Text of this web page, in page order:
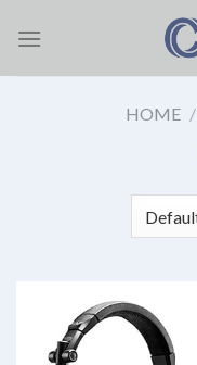
naar
HOME /